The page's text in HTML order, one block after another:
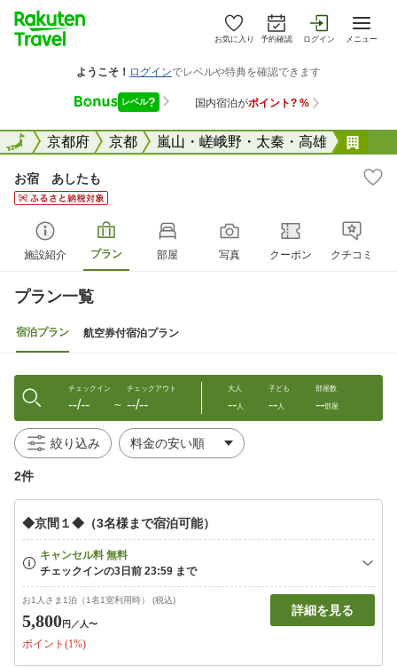
お気に入り 予約確認 ログイン メニュー
全国京都府 京都 嵐山・嵯峨野・太秦・高雄
全国
お宿 あしたも
施設紹介 プラン 部屋 写真 クーポン クチコミ
プラン一覧
宿泊プラン 航空券付宿泊プラン
チェックイン
--/-- 〜
チェックアウト
--/--
大人
--人
子ども
--人
部屋数
--部屋
絞り込み
2件
◆京間１◆（3名様まで宿泊可能）
お1人さま1泊（1名1室利用時） (税込)
5,800円 ／人〜
ポイント(1%)
詳細を見る